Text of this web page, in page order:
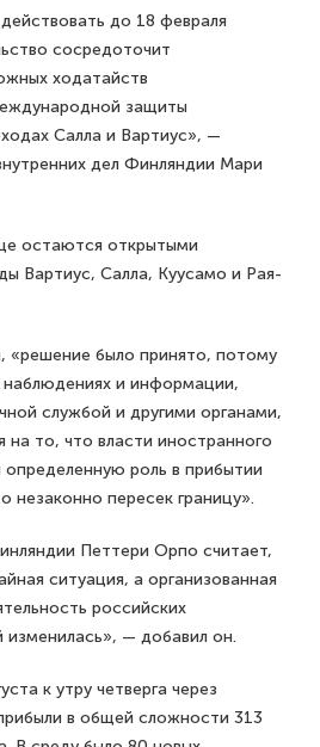
до 18 февраля
сосредоточит
ходатайств
защиты
Салла и Вартиус», —
дел Финляндии Мари
остаются открытыми
Вартиус, Салла, Куусамо и Рая-
«решение было принято, потому
наблюдениях и информации,
службой и другими органами,
на то, что власти иностранного
определенную роль в прибытии
незаконно пересек границу».
Петтери Орпо считает,
ситуация, а организованная
российских
изменилась», — добавил он.
к утру четверга через
в общей сложности 313